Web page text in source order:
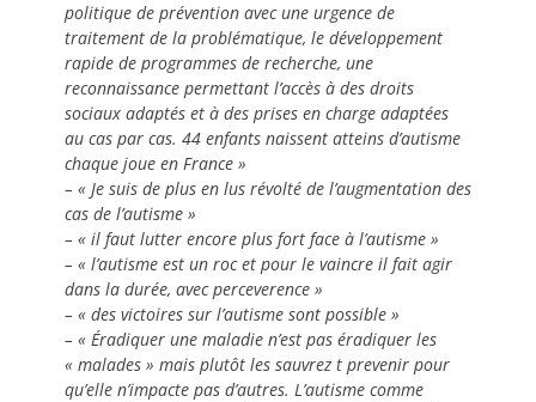
politique de prévention avec une urgence de
traitement de la problématique, le développement
rapide de programmes de recherche, une
reconnaissance permettant l’accès à des droits
sociaux adaptés et à des prises en charge adaptées
au cas par cas. 44 enfants naissent atteins d’autisme
chaque joue en France »
– « Je suis de plus en lus révolté de l’augmentation des
cas de l’autisme »
– « il faut lutter encore plus fort face à l’autisme »
– « l’autisme est un roc et pour le vaincre il fait agir
dans la durée, avec perceverence »
– « des victoires sur l’autisme sont possible »
– « Éradiquer une maladie n’est pas éradiquer les
« malades » mais plutôt les sauvrez t prevenir pour
qu’elle n’impacte pas d’autres. L’autisme comme